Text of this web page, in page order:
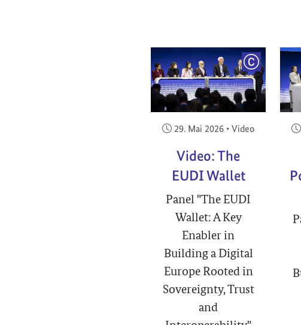
COPYRIGHT
Veröffentlicht am:
29. Mai 2026 • Video
Video: The
EUDI Wallet
Panel "The EUDI
Wallet: A Key
Enabler in
Building a Digital
Europe Rooted in
Sovereignty, Trust
and